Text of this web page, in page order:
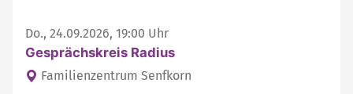
Do., 24.09.2026, 19:00 Uhr
Gesprächskreis Radius
Familienzentrum Senfkorn